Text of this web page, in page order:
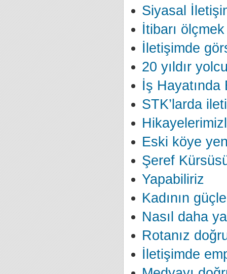
Siyasal
İtibarı
İletişimde
20 yıldır
İş
STK’larda
Eski köye
Şeref
Yapabiliriz
Kadının
Nasıl daha
Rotanız
İletişimde